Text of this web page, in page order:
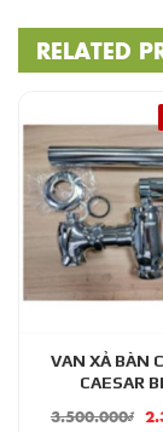
RELATED
VAN XẢ BÀN
CAESAR
3.500.000₫